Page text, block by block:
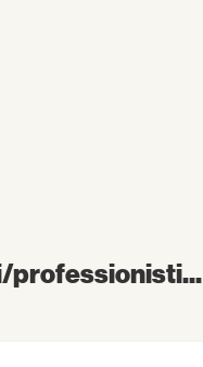
professionisti...